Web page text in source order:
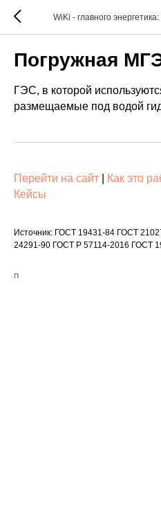
WiKi - главного
Погружная
ГЭС, в которой
размещаемые под водой
Перейти на сайт Как это
Кейсы
Источник: ГОСТ 19431-84 ГОСТ
24291-90 ГОСТ Р 57114-2016 ГОСТ
П